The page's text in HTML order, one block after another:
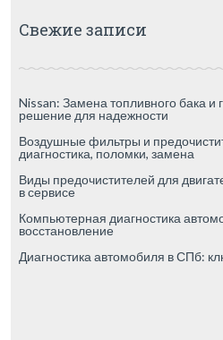
Свежие записи
Nissan: Замена топливного бака и
решение для надежности
Воздушные фильтры и
диагностика, поломки, замена
Виды предочистителей для
в сервисе
Компьютерная диагностика
восстановление
Диагностика автомобиля в СПб: